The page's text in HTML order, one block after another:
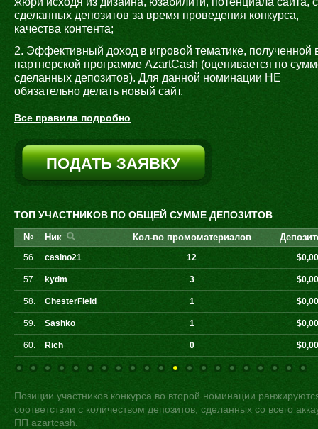
сделанных депозитов за время проведения конкурса,
качества контента;
2. Эффективный доход в игровой тематике, полученной
партнерской программе AzartCash (оценивается по
сделанных депозитов). Для данной номинации НЕ
обязательно делать новый сайт.
Все правила подробно
ПОДАТЬ ЗАЯВКУ
ТОП УЧАСТНИКОВ ПО ОБЩЕЙ СУММЕ ДЕПОЗИТОВ
№ Ник Кол-во промоматериалов
56. casino21 12
57. kydm 3
58. ChesterField 1
59. Sashko 1
60. Rich 0
Позиции участников конкурса во второй номинации
соответствии с количеством депозитов, сделанных со всего
ПП azartcash.